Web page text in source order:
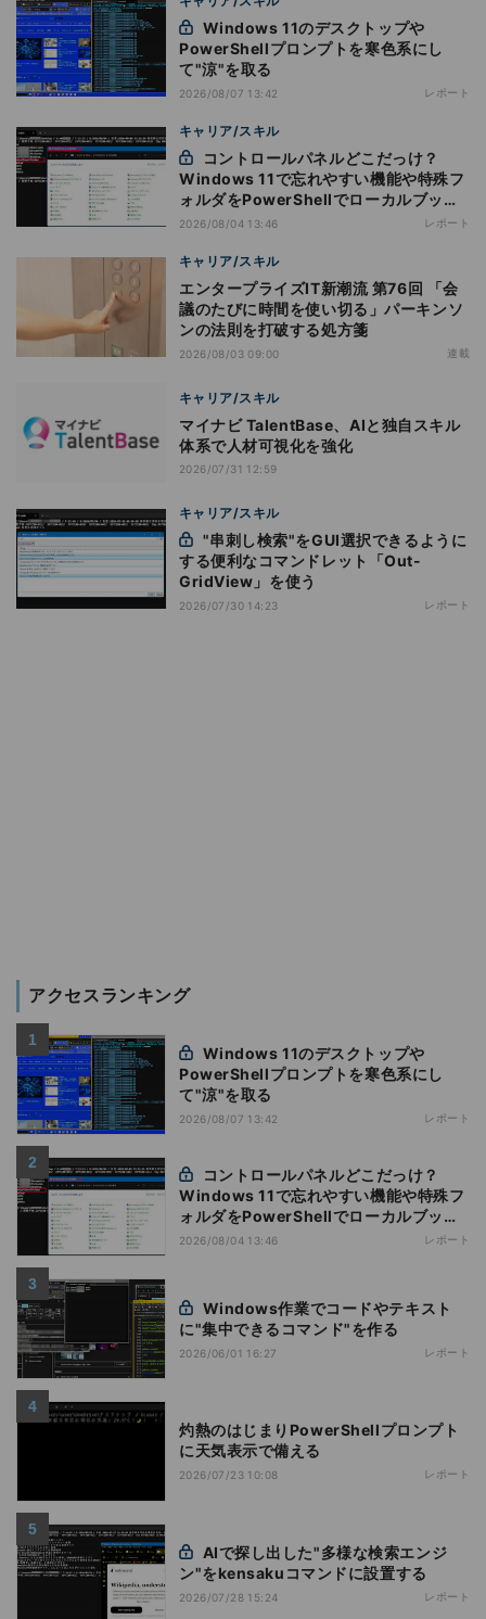
PowerShellプロンプトを寒色系にし
て"涼"を取る
2026/08/07 13:42 レポート
キャリア/スキル
Windows 11で忘れやすい機能や特殊フ
ォルダをPowerShellでローカルブック
マーク化
2026/08/04 13:46 レポート
キャリア/スキル
エンタープライズIT新潮流 第76回 「会
議のたびに時間を使い切る」パーキンソ
ンの法則を打破する処方箋
2026/08/03 09:00 連載
キャリア/スキル
マイナビ TalentBase、AIと独自スキル
体系で人材可視化を強化
2026/07/31 12:59
キャリア/スキル
する便利なコマンドレット「Out-
GridView」を使う
2026/07/30 14:23 レポート
アクセスランキング
PowerShellプロンプトを寒色系にし
て"涼"を取る
2026/08/07 13:42 レポート
Windows 11で忘れやすい機能や特殊フ
ォルダをPowerShellでローカルブック
マーク化
2026/08/04 13:46 レポート
に"集中できるコマンド"を作る
2026/06/01 16:27 レポート
灼熱のはじまりPowerShellプロンプト
に天気表示で備える
2026/07/23 10:08 レポート
ン"をkensakuコマンドに設置する
2026/07/28 15:24 レポート